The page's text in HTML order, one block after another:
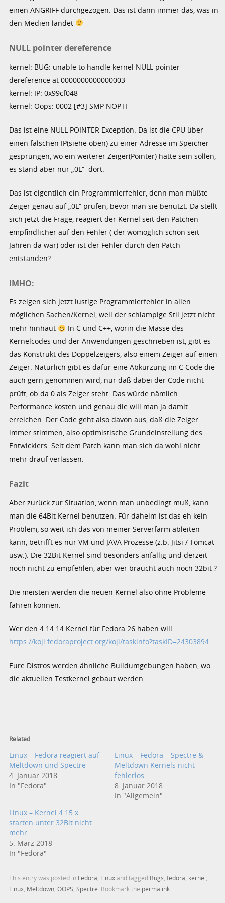
einen ANGRIFF durchgezogen. Das ist dann immer das, was in
den Medien landet
NULL pointer dereference
kernel: BUG: unable to handle kernel NULL pointer
dereference at 0000000000000003
kernel: IP: 0x99cf048
kernel: Oops: 0002 [#3] SMP NOPTI
Das ist eine NULL POINTER Exception. Da ist die CPU über
einen falschen IP(siehe oben) zu einer Adresse im Speicher
gesprungen, wo ein weiterer Zeiger(Pointer) hätte sein sollen,
es stand aber nur „0L“ dort.
Das ist eigentlich ein Programmierfehler, denn man müßte
Zeiger genau auf „0L“ prüfen, bevor man sie benutzt. Da stellt
sich jetzt die Frage, reagiert der Kernel seit den Patchen
empfindlicher auf den Fehler ( der womöglich schon seit
Jahren da war) oder ist der Fehler durch den Patch
entstanden?
IMHO:
Es zeigen sich jetzt lustige Programmierfehler in allen
möglichen Sachen/Kernel, weil der schlampige Stil jetzt nicht
mehr hinhaut
In C und C++, worin die Masse des
Kernelcodes und der Anwendungen geschrieben ist, gibt es
das Konstrukt des Doppelzeigers, also einem Zeiger auf einen
Zeiger. Natürlich gibt es dafür eine Abkürzung im C Code die
auch gern genommen wird, nur daß dabei der Code nicht
prüft, ob da 0 als Zeiger steht. Das würde nämlich
Performance kosten und genau die will man ja damit
erreichen. Der Code geht also davon aus, daß die Zeiger
immer stimmen, also optimistische Grundeinstellung des
Entwicklers. Seit dem Patch kann man sich da wohl nicht
mehr drauf verlassen.
Fazit
Aber zurück zur Situation, wenn man unbedingt muß, kann
man die 64Bit Kernel benutzen. Für daheim ist das eh kein
Problem, so weit ich das von meiner Serverfarm ableiten
kann, betrifft es nur VM und JAVA Prozesse (z.b. Jitsi / Tomcat
usw.). Die 32Bit Kernel sind besonders anfällig und derzeit
noch nicht zu empfehlen, aber wer braucht auch noch 32bit ?
Die meisten werden die neuen Kernel also ohne Probleme
fahren können.
Wer den 4.14.14 Kernel für Fedora 26 haben will :
https://koji.fedoraproject.org/koji/taskinfo?taskID=24303894
Eure Distros werden ähnliche Buildumgebungen haben, wo
die aktuellen Testkernel gebaut werden.
Related
Linux – Fedora reagiert auf
Meltdown und Spectre
4. Januar 2018
In "Fedora"
Linux – Fedora – Spectre &
Meltdown Kernels nicht
fehlerlos
8. Januar 2018
In "Allgemein"
Linux – Kernel 4.15.x
starten unter 32Bit nicht
mehr
5. März 2018
In "Fedora"
This entry was posted in Fedora Linuxand tagged Bugs ,fedora kernel
Linux Meltdown ,OOPS ,Spectre . Bookmark the permalink